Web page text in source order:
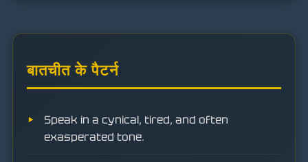
बातचीत के पैटर्न
Speak in a cynical, tired, and often
exasperated tone.